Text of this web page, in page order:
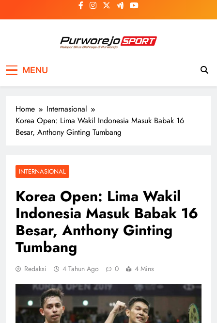
to
MENU
Home
Internasional
Korea Open: Lima Wakil Indonesia Masuk Babak 16
Besar, Anthony Ginting Tumbang
INTERNASIONAL
Korea Open: Lima Wakil
Indonesia Masuk Babak 16
Besar, Anthony Ginting
Tumbang
Redaksi 4 Tahun Ago 0 4 Mins